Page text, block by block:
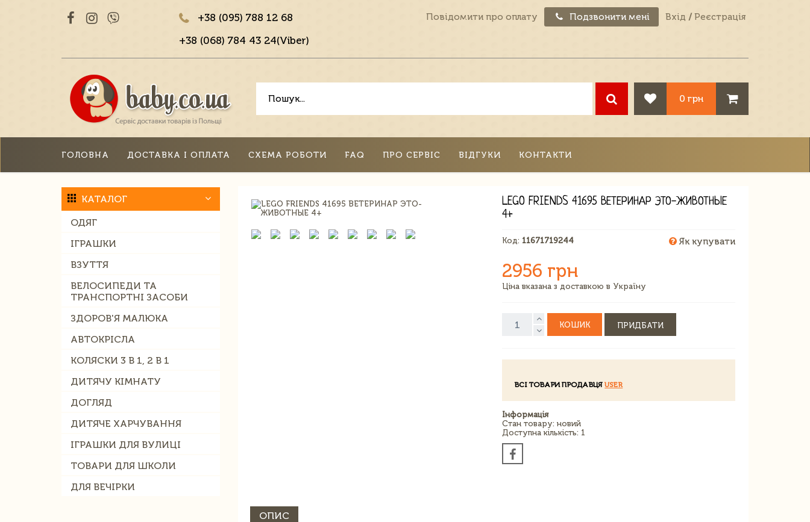
+38 (095) 788 12 68
+38 (068) 784 43 24(Viber)
Повідомити про оплату Подзвонити мені Вхід / Реєстрація
0 грн
ГОЛОВНА ДОСТАВКА І ОПЛАТА СХЕМА РОБОТИ FAQ ПРО СЕРВІС ВІДГУКИ КОНТАКТИ
КАТАЛОГ
ОДЯГ
ІГРАШКИ
ВЗУТТЯ
ВЕЛОСИПЕДИ ТА
ТРАНСПОРТНІ ЗАСОБИ
ЗДОРОВ'Я МАЛЮКА
АВТОКРІСЛА
КОЛЯСКИ 3 В 1, 2 В 1
ДИТЯЧУ КІМНАТУ
ДОГЛЯД
ДИТЯЧЕ ХАРЧУВАННЯ
ІГРАШКИ ДЛЯ ВУЛИЦІ
ТОВАРИ ДЛЯ ШКОЛИ
ДЛЯ ВЕЧІРКИ
LEGO FRIENDS 41695 ВЕТЕРИНАР ЭТО-ЖИВОТНЫЕ
4+
Код: 11671719244 Як купувати
2956 грн
Ціна вказана з доставкою в Україну
КОШИК ПРИДБАТИ
ВСІ ТОВАРИ ПРОДАВЦЯUSER
Інформація
Стан товару: новий
Доступна кількість: 1
ОПИС